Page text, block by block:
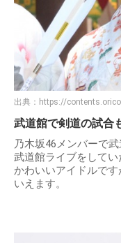
出典： https://
武道館で剣道の試合
乃木坂46メンバーで
武道館ライブをして
かわいいアイドルで
いえます。